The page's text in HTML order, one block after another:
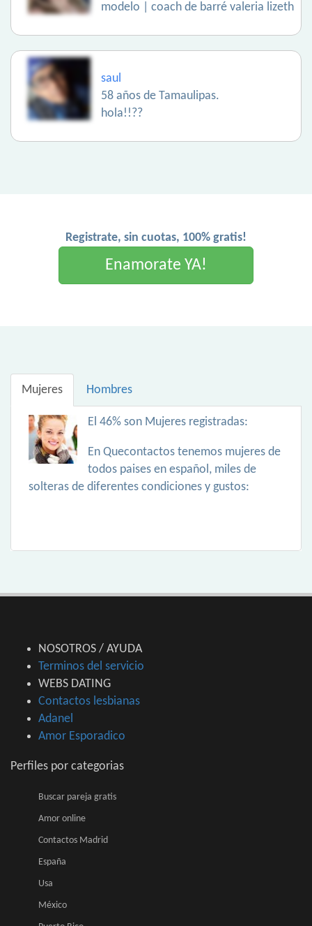
modelo | coach de barré valeria lizeth
saul
58 años de Tamaulipas.
hola!!??
Registrate, sin cuotas, 100% gratis!
Enamorate YA!
Mujeres Hombres
El 46% son Mujeres registradas:
En Quecontactos tenemos mujeres de
todos paises en español, miles de
solteras de diferentes condiciones y gustos:
NOSOTROS / AYUDA
Terminos del servicio
WEBS DATING
Contactos lesbianas
Adanel
Amor Esporadico
Perfiles por categorias
Buscar pareja gratis
Amor online
Contactos Madrid
España
Usa
México